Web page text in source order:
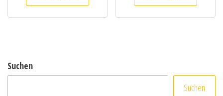
Suchen
Suchen